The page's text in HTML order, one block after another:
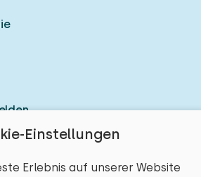
Einstellungen
Erlebnis auf unserer Website